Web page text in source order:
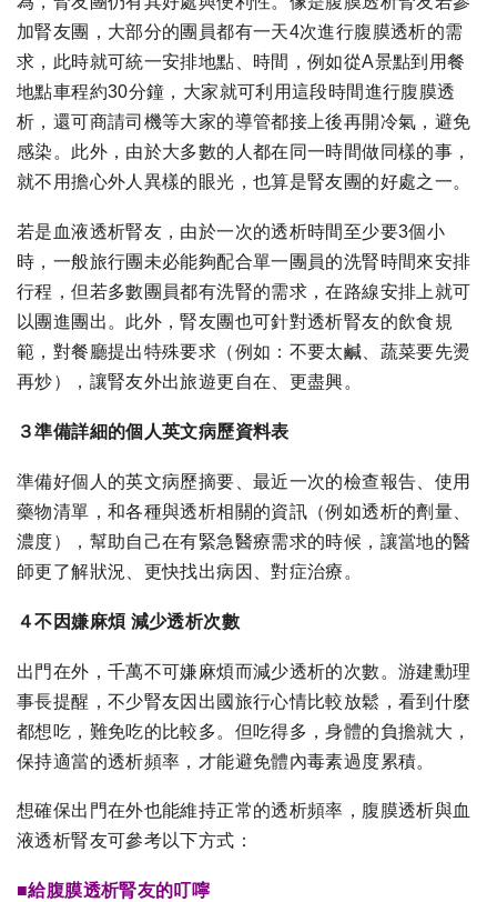
加腎友團，大部分的團員都有一天4次進行腹膜透析的需
求，此時就可統一安排地點、時間，例如從A景點到用餐
地點車程約30分鐘，大家就可利用這段時間進行腹膜透
析，還可商請司機等大家的導管都接上後再開冷氣，避免
感染。此外，由於大多數的人都在同一時間做同樣的事，
就不用擔心外人異樣的眼光，也算是腎友團的好處之一。
若是血液透析腎友，由於一次的透析時間至少要3個小
時，一般旅行團未必能夠配合單一團員的洗腎時間來安排
行程，但若多數團員都有洗腎的需求，在路線安排上就可
以團進團出。此外，腎友團也可針對透析腎友的飲食規
範，對餐廳提出特殊要求（例如：不要太鹹、蔬菜要先燙
再炒），讓腎友外出旅遊更自在、更盡興。
３準備詳細的個人英文病歷資料表
準備好個人的英文病歷摘要、最近一次的檢查報告、使用
藥物清單，和各種與透析相關的資訊（例如透析的劑量、
濃度），幫助自己在有緊急醫療需求的時候，讓當地的醫
師更了解狀況、更快找出病因、對症治療。
４不因嫌麻煩 減少透析次數
出門在外，千萬不可嫌麻煩而減少透析的次數。游建勳理
事長提醒，不少腎友因出國旅行心情比較放鬆，看到什麼
都想吃，難免吃的比較多。但吃得多，身體的負擔就大，
保持適當的透析頻率，才能避免體內毒素過度累積。
想確保出門在外也能維持正常的透析頻率，腹膜透析與血
液透析腎友可參考以下方式：
■給腹膜透析腎友的叮嚀